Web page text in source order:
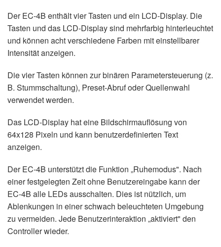
Der EC-4B enthält vier Tasten und ein LCD-Display. Die
Tasten und das LCD-Display sind mehrfarbig hinterleuchtet
und können acht verschiedene Farben mit einstellbarer
Intensität anzeigen.
Die vier Tasten können zur binären Parametersteuerung (z.
B. Stummschaltung), Preset-Abruf oder Quellenwahl
verwendet werden.
Das LCD-Display hat eine Bildschirmauflösung von
64x128 Pixeln und kann benutzerdefinierten Text
anzeigen.
Der EC-4B unterstützt die Funktion „Ruhemodus". Nach
einer festgelegten Zeit ohne Benutzereingabe kann der
EC-4B alle LEDs ausschalten. Dies ist nützlich, um
Ablenkungen in einer schwach beleuchteten Umgebung
zu vermeiden. Jede Benutzerinteraktion „aktiviert" den
Controller wieder.